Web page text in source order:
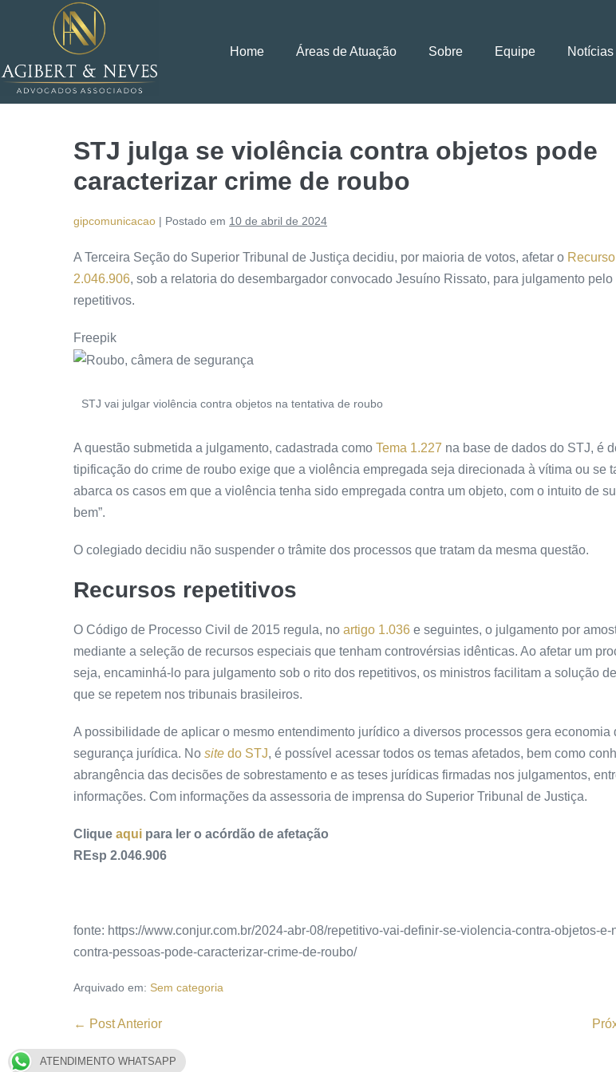
Home Áreas de Atuação Sobre Equipe Notícias
STJ julga se violência contra objetos pode
caracterizar crime de roubo
gipcomunicacao | Postado em 10 de abril de 2024
A Terceira Seção do Superior Tribunal de Justiça decidiu, por maioria de votos, afetar o
2.046.906, sob a relatoria do desembargador convocado Jesuíno Rissato, para julgamento pelo
repetitivos.
Freepik
STJ vai julgar violência contra objetos na tentativa de roubo
A questão submetida a julgamento, cadastrada como Tema 1.227 na base de dados do STJ, é
tipificação do crime de roubo exige que a violência empregada seja direcionada à vítima ou se
abarca os casos em que a violência tenha sido empregada contra um objeto, com o intuito de
bem”.
O colegiado decidiu não suspender o trâmite dos processos que tratam da mesma questão.
Recursos repetitivos
O Código de Processo Civil de 2015 regula, no artigo 1.036 e seguintes, o julgamento por
mediante a seleção de recursos especiais que tenham controvérsias idênticas. Ao afetar um
seja, encaminhá-lo para julgamento sob o rito dos repetitivos, os ministros facilitam a solução
que se repetem nos tribunais brasileiros.
A possibilidade de aplicar o mesmo entendimento jurídico a diversos processos gera economia
segurança jurídica. No site do STJ, é possível acessar todos os temas afetados, bem como
abrangência das decisões de sobrestamento e as teses jurídicas firmadas nos julgamentos,
informações. Com informações da assessoria de imprensa do Superior Tribunal de Justiça.
Clique aqui para ler o acórdão de afetação
REsp 2.046.906
fonte: https://www.conjur.com.br/2024-abr-08/repetitivo-vai-definir-se-violencia-contra-objetos-e-
contra-pessoas-pode-caracterizar-crime-de-roubo/
Arquivado em: Sem categoria
← Post Anterior
ATENDIMENTO WHATSAPP